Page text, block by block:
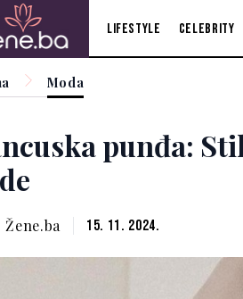
Lifestyle Celebrity
Moda
punđa:
Žene.ba 15. 11. 2024.